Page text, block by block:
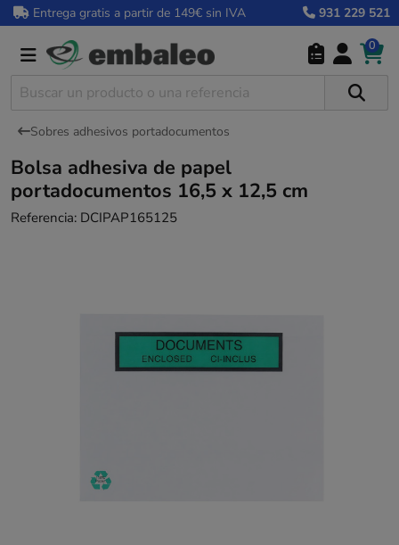
Entrega gratis a partir de 149€ sin IVA 931 229 521
0
Sobres adhesivos portadocumentos
Bolsa adhesiva de papel
portadocumentos 16,5 x 12,5 cm
Referencia: DCIPAP165125